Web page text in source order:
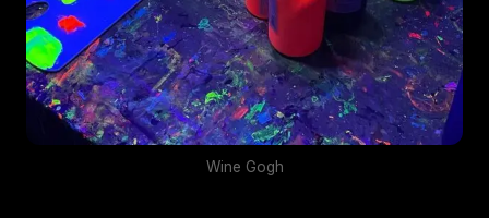
Wine Gogh